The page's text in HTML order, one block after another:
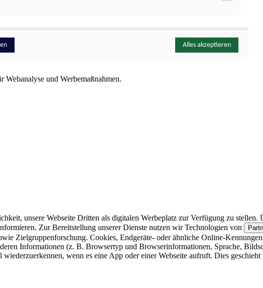
und Werbemaßnahmen.
unsere Webseite Dritten als digitalen Werbeplatz zur Verfügung zu stellen.
Zur Bereitstellung unserer Dienste nutzen wir Technologien von
Zielgruppenforschung. Cookies, Endgeräte- oder ähnliche Online-
Informationen (z. B. Browsertyp und Browserinformationen, Sprache,
wenn es eine App oder einer Webseite aufruft. Dies
Alles akzeptieren